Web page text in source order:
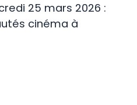
25 mars 2026 :
cinéma à